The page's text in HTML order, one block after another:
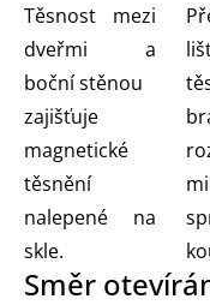
Těsnost mezi
dveřmi a
boční stěnou
zajišťuje
magnetické
těsnění
nalepené na
skle.
Směr